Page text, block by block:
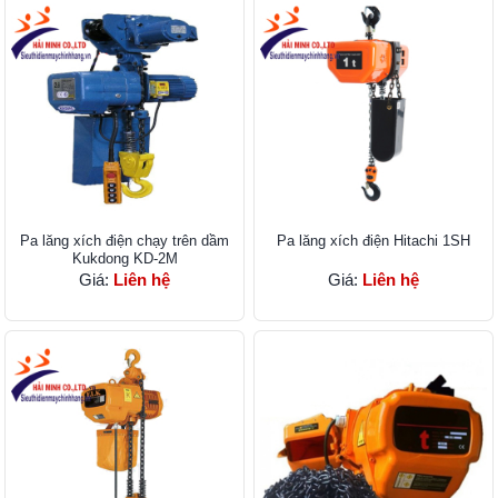
Pa lăng xích điện chạy trên dầm
Kukdong KD-2M
Giá: Liên hệ
Pa lăng xích điện Hitachi 1SH
Giá: Liên hệ